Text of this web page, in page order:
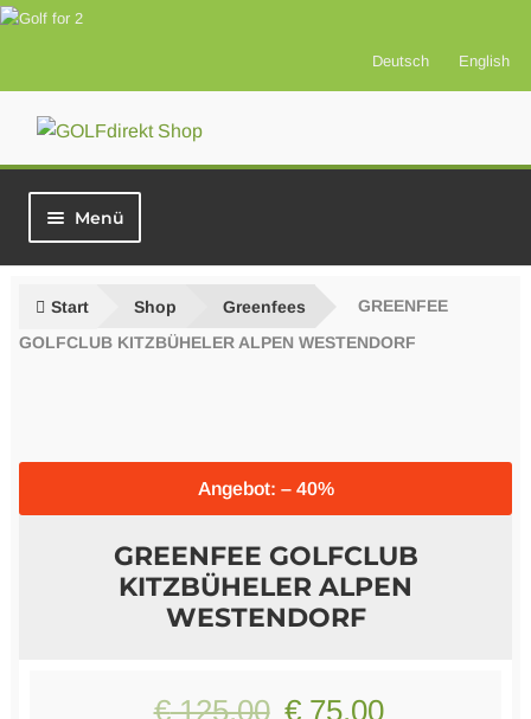
Deutsch English
Navigation
springen
Inhalt
springen
Menü
Vorteilsprodukte
Greenfees
Logo Produkte
Start Shop Greenfees
GREENFEE
GOLFCLUB KITZBÜHELER ALPEN WESTENDORF
Angebot: – 40%
GREENFEE GOLFCLUB
KITZBÜHELER ALPEN
WESTENDORF
€125,00 Ursprünglicher
€75,00Aktueller